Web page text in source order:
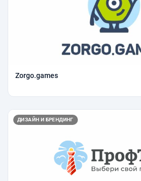
Zorgo.games
ДИЗАЙН И БРЕНДИНГ